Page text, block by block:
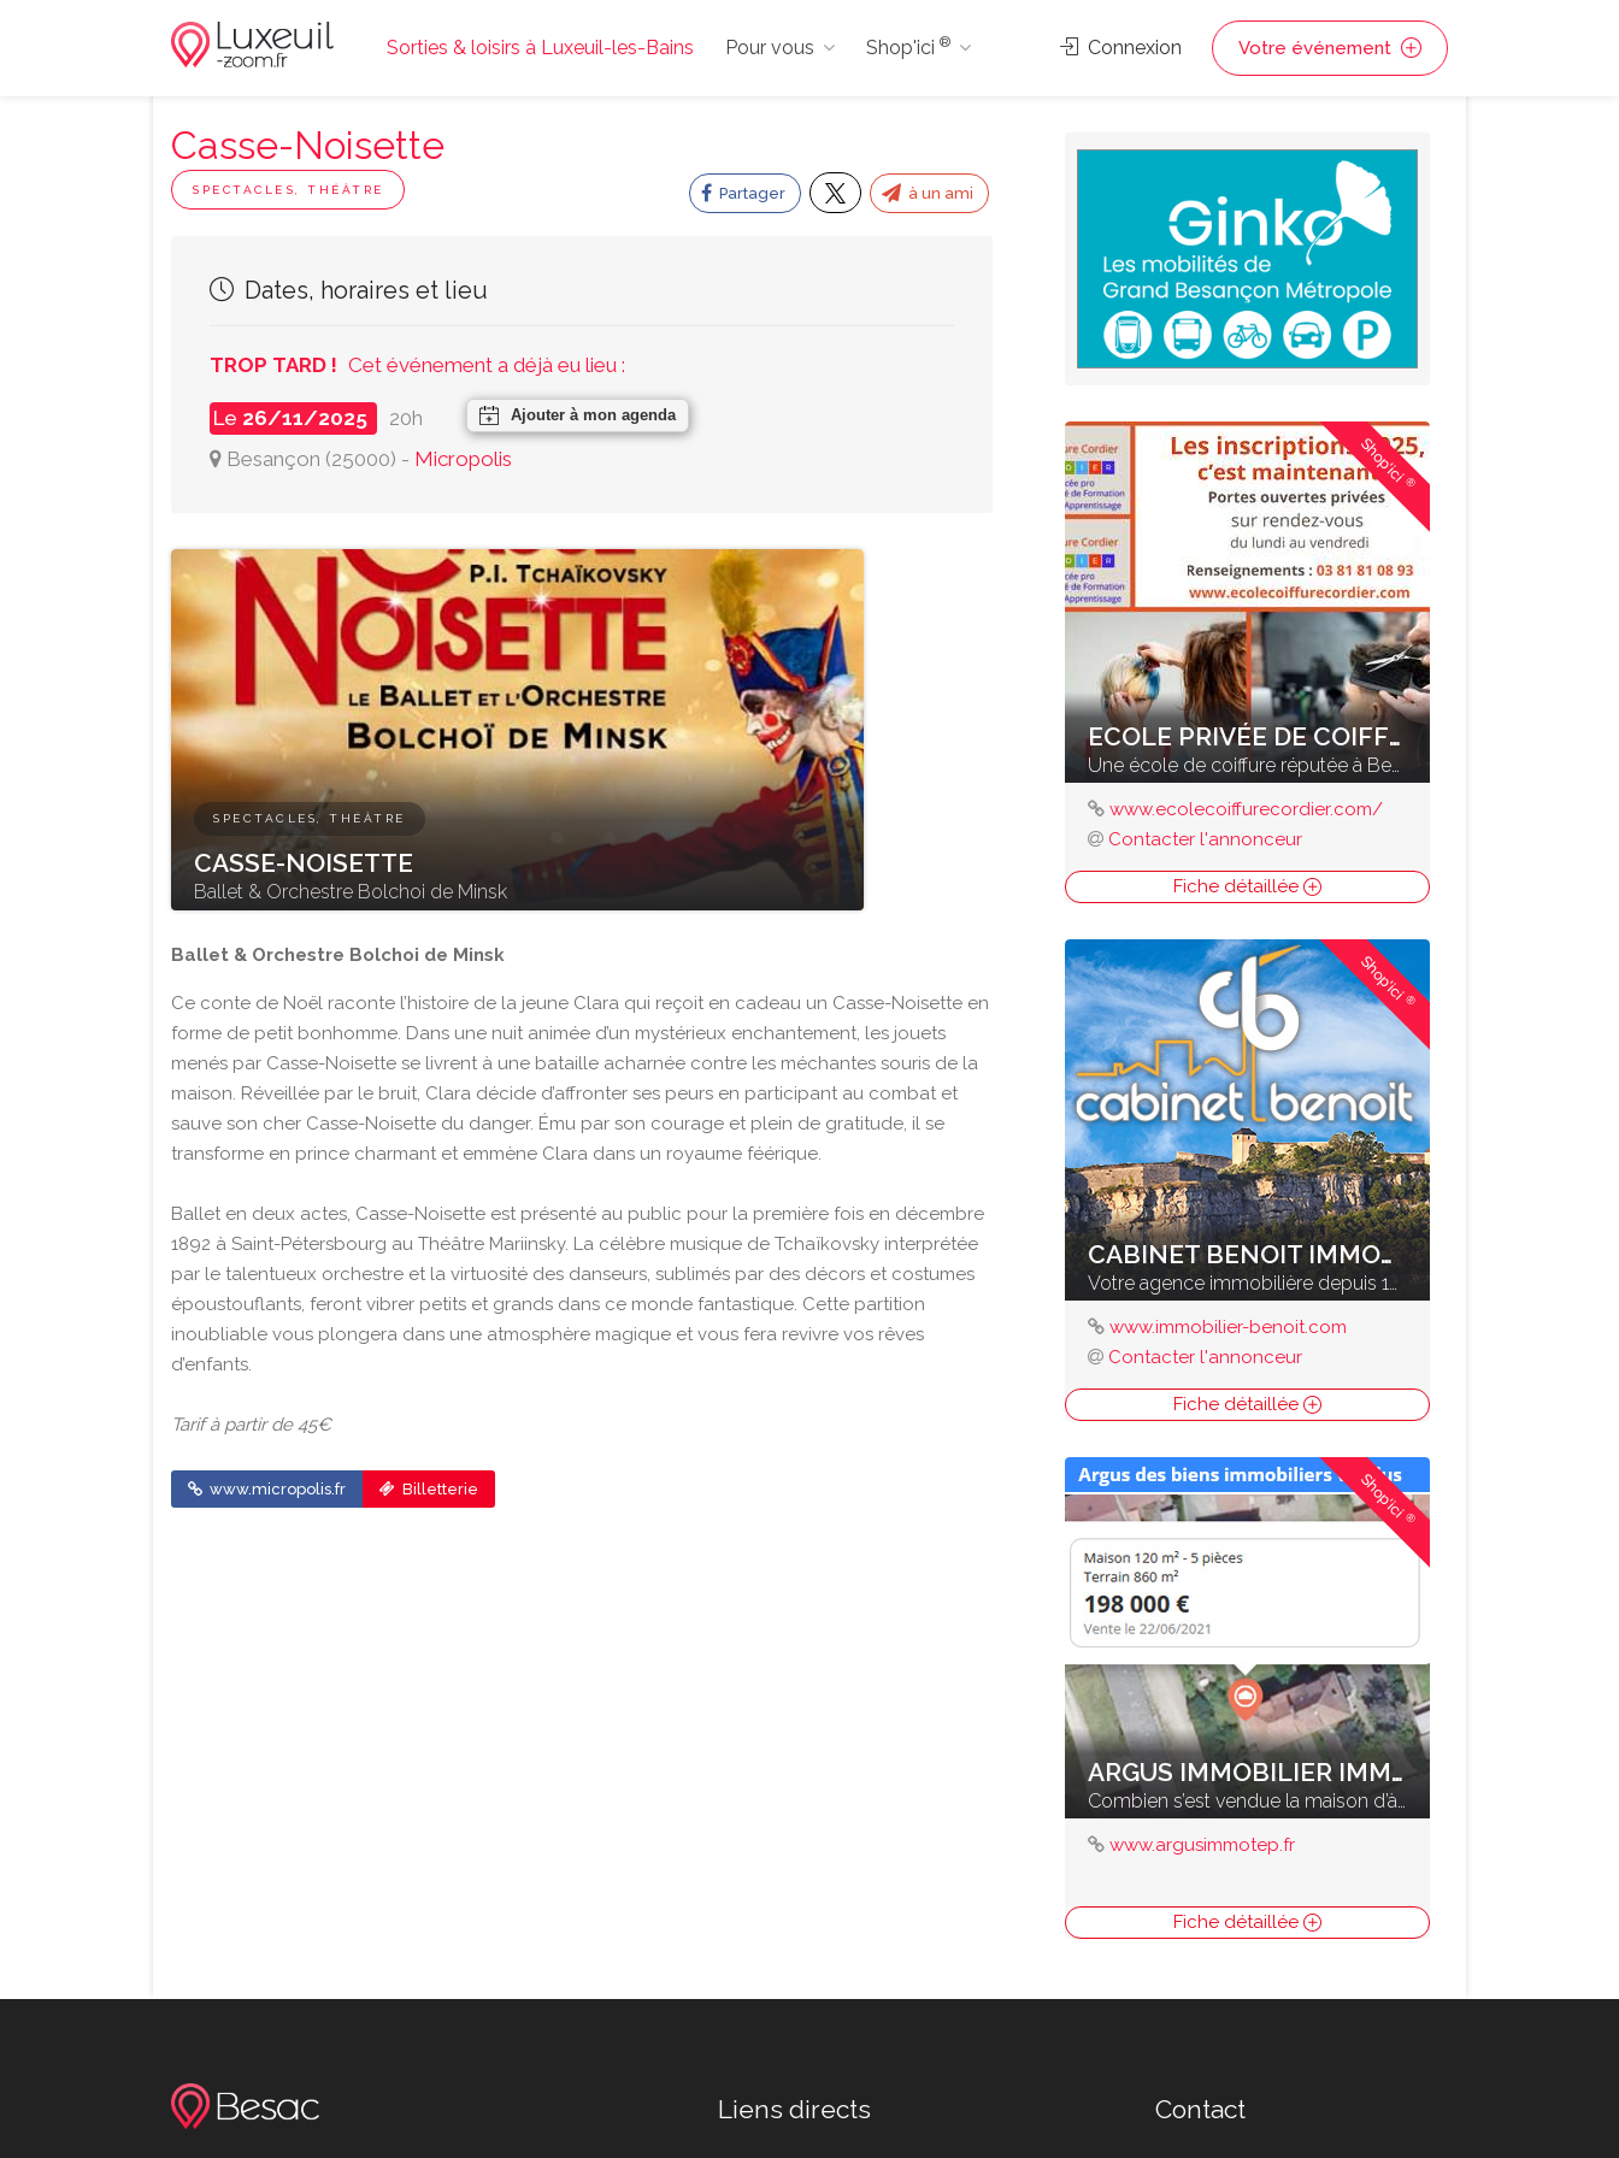
Sorties & loisirs à Luxeuil-les-Bains Pour vous Shop'ici® Connexion Votre événement
Casse-Noisette
SPECTACLES, THÉÂTRE Partager à un ami
Dates, horaires et lieu
TROP TARD ! Cet événement a déjà eu lieu :
Le 26/11/2025 20h Ajouter à mon agenda
Besançon (25000) - Micropolis
SPECTACLES, THÉÂTRE
CASSE-NOISETTE
Ballet & Orchestre Bolchoi de Minsk
Ballet & Orchestre Bolchoi de Minsk
Ce conte de Noël raconte l’histoire de la jeune Clara qui reçoit en cadeau un Casse-Noisette en
forme de petit bonhomme. Dans une nuit animée d’un mystérieux enchantement, les jouets
menés par Casse-Noisette se livrent à une bataille acharnée contre les méchantes souris de la
maison. Réveillée par le bruit, Clara décide d’affronter ses peurs en participant au combat et
sauve son cher Casse-Noisette du danger. Ému par son courage et plein de gratitude, il se
transforme en prince charmant et emmène Clara dans un royaume féérique.
Ballet en deux actes, Casse-Noisette est présenté au public pour la première fois en décembre
1892 à Saint-Pétersbourg au Théâtre Mariinsky. La célèbre musique de Tchaïkovsky interprétée
par le talentueux orchestre et la virtuosité des danseurs, sublimés par des décors et costumes
époustouflants, feront vibrer petits et grands dans ce monde fantastique. Cette partition
inoubliable vous plongera dans une atmosphère magique et vous fera revivre vos rêves
d’enfants.
Tarif à partir de 45€
www.micropolis.fr Billetterie
Shop'ici®
ECOLE PRIVÉE DE COIFFURE CORDIER
Une école de coiffure réputée à Besançon
www.ecolecoiffurecordier.com/
Contacter l'annonceur
Fiche détaillée
Shop'ici®
CABINET BENOIT IMMOBILIER
Votre agence immobilière depuis 1961
www.immobilier-benoit.com
Contacter l'annonceur
Fiche détaillée
Shop'ici®
ARGUS IMMOBILIER IMMOTEP
Combien s’est vendue la maison d’à coté ?
www.argusimmotep.fr
Fiche détaillée
Liens directs Contact